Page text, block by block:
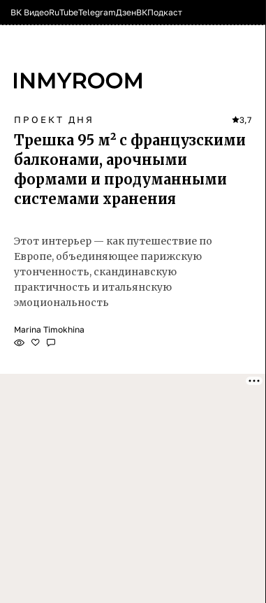
ВК ВидеоRuTubeTelegramДзенВКПодкаст
ПРОЕКТ ДНЯ 3,7
Трешка 95 м² с французскими
балконами, арочными
формами и продуманными
системами хранения
Этот интерьер — как путешествие по
Европе, объединяющее парижскую
утонченность, скандинавскую
практичность и итальянскую
эмоциональность
Marina Timokhina